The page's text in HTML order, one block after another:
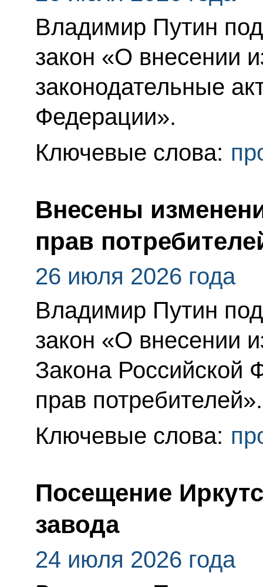
Владимир Путин
закон «О внесении
законодательные
Федерации».
Ключевые слова:
Внесены
прав
26 июля 2026 года
Владимир Путин
закон «О внесении
Закона Российской
прав потребителей».
Ключевые слова:
Посещение
завода
24 июля 2026 года